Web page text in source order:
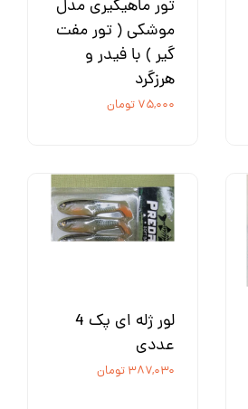
تور ماهیگیری مدل
موشکی ( تور مفت
گیر ) با فیدر و
هرزگرد
۷۵,۰۰۰ تومان
لور ژله ای پک 4
عددی
۳۸۷,۰۳۰ تومان